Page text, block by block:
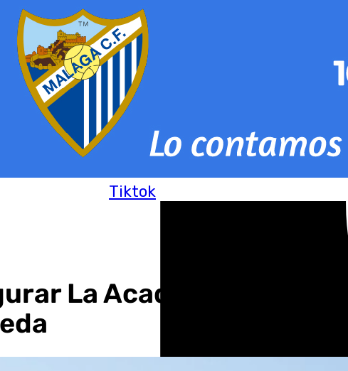
Tiktok
La Academia para